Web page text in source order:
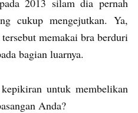
2013 silam dia pernah
cukup mengejutkan. Ya,
memakai bra berduri
bagian luarnya.
untuk membelikan
Anda?